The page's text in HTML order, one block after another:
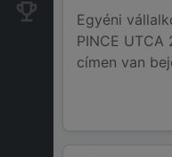
Konkurens cégek
Egyéni
PINCE
címen van